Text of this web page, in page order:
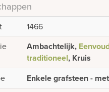
1466
Ambachtelijk,
traditioneel, Kruis
Enkele grafsteen -